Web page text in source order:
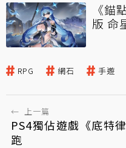
《錨
版 命
RPG 網石 手遊
← 上一篇
PS4獨佔遊戲《底特
跑